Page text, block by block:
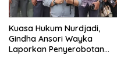
Kuasa Hukum Nurdjadi,
Gindha Ansori Wayka
Laporkan Penyerobotan